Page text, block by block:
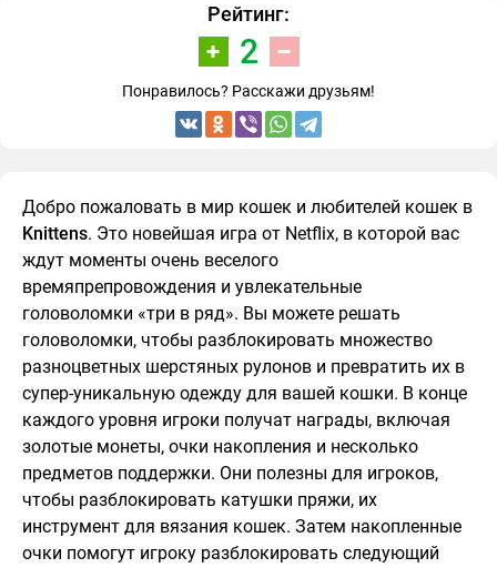
Рейтинг:
2
Понравилось? Расскажи друзьям!
Добро пожаловать в мир кошек и любителей кошек в
Knittens. Это новейшая игра от Netflix, в которой вас
ждут моменты очень веселого
времяпрепровождения и увлекательные
головоломки «три в ряд». Вы можете решать
головоломки, чтобы разблокировать множество
разноцветных шерстяных рулонов и превратить их в
супер-уникальную одежду для вашей кошки. В конце
каждого уровня игроки получат награды, включая
золотые монеты, очки накопления и несколько
предметов поддержки. Они полезны для игроков,
чтобы разблокировать катушки пряжи, их
инструмент для вязания кошек. Затем накопленные
очки помогут игроку разблокировать следующий